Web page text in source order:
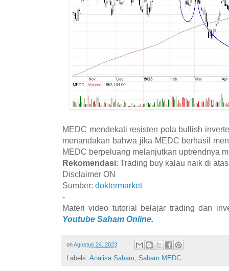
MEDC mendekati resisten pola bullish
menandakan bahwa jika MEDC berhasil
MEDC berpeluang melanjutkan uptrendnya
Rekomendasi: Trading buy kalau naik di
Disclaimer ON
Sumber: doktermarket
-
Materi video tutorial belajar trading dan
Youtube Saham Online.
onAgustus 24, 2023
Labels: Analisa Saham, Saham MEDC